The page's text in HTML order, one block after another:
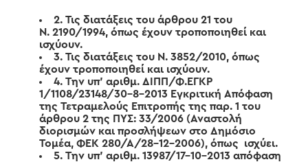
2. Τις διατάξεις του άρθρου 21 του
Ν. 2190/1994, όπως έχουν τροποποιηθεί και
ισχύουν.
3. Τις διατάξεις του Ν. 3852/2010, όπως
έχουν τροποποιηθεί και ισχύουν.
4. Την υπ’ αριθμ. ΔΙΠΠ/Φ.ΕΓΚΡ
1/1108/23148/30-8-2013 Εγκριτική Απόφαση
της Τετραμελούς Επιτροπής της παρ. 1 του
άρθρου 2 της ΠΥΣ: 33/2006 (Αναστολή
διορισμών και προσλήψεων στο Δημόσιο
Τομέα, ΦΕΚ 280/Α/28-12-2006), όπως ισχύει.
5. Την υπ’ αριθμ. 13987/17-10-2013 απόφαση